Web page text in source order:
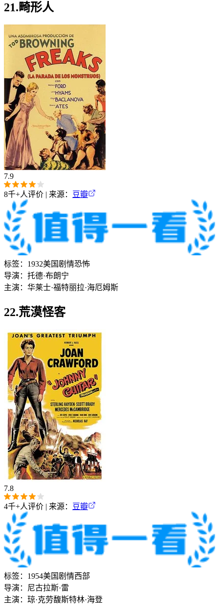
21.畸形人
7.9
8千+人评价 | 来源： 豆瓣
标签： 1932美国 剧情恐怖
导演： 托德·布朗宁
主演： 华莱士·福特丽拉·海厄姆斯
22.荒漠怪客
7.8
4千+人评价 | 来源： 豆瓣
标签： 1954美国 剧情西部
导演：
尼古拉斯·雷
主演： 琼·克劳馥斯特林·海登